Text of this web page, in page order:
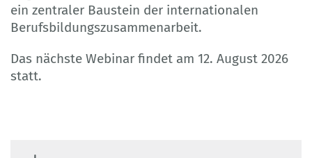
ein zentraler Baustein der internationalen
Berufsbildungszusammenarbeit.
Das nächste Webinar findet am 12. August 2026
statt.